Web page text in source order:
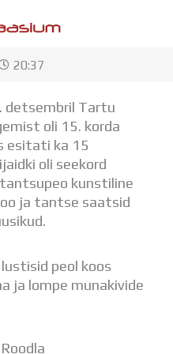
20:37
detsembril Tartu
oli 15. korda
esitati ka 15
oli seekord
kunstiline
ja tantse saatsid
peol koos
ja lompe munakivide